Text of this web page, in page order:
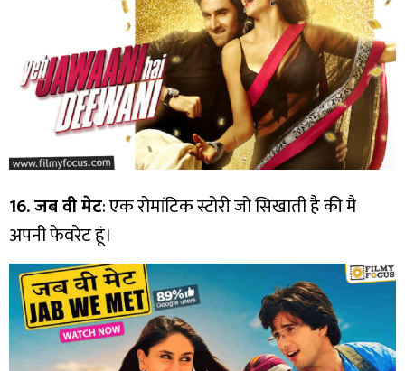
16. जब वी मेट: एक रोमांटिक स्टोरी जो सिखाती है की मै
अपनी फेवरेट हूं।